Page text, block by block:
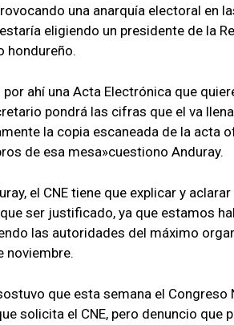
una anarquía electoral en
eligiendo un presidente de la
hondureño.
por ahí una Acta Electrónica que
pondrá las cifras que el va
la copia escaneada de la acta
de esa mesa»cuestiono Anduray.
el CNE tiene que explicar y
ser justificado, ya que estamos
las autoridades del máximo
noviembre.
que esta semana el Congreso
solicita el CNE, pero denuncio que